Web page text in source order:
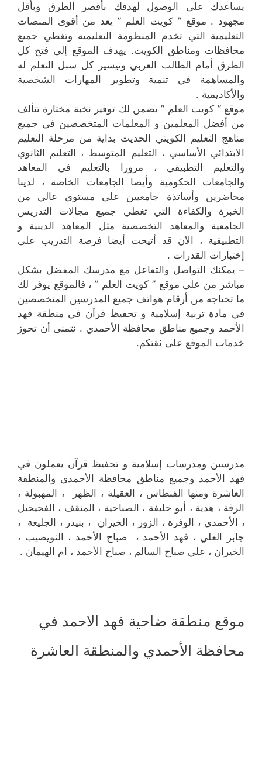
يساعدك على الوصول لهدفك بأقصر الطرق وبأقل
مجهود . موقع ” كويت العلم ” يعد من أقوى المنصات
التعليمية التي تخدم المنظومة التعليمية وتغطي جميع
محافظات ومناطق الكويت. يهدف الموقع إلى فتح كل
الطرق أمام الطالب العربي وتيسير كل سبل التعلم له
والمساهمة في تنمية وتطوير المهارات الشخصية
والأكاديمية .
موقع ” كويت العلم ” يضمن لك توفير نخبة مختارة تتألف
من أفضل المعلمين و المعلمات المتخصصين في جميع
مناهج التعليم الكويتي الحديث بداية من مرحلة التعليم
الابتدائي الأساسي ، التعليم المتوسط ، التعليم الثانوي
والتعليم التطبيقي ، مرورا بالتعليم في المعاهد
والجامعات الحكومية وأيضا الجامعات الخاصة ، لدينا
محاضرين وأساتذة جامعيين على مستوى عالي من
الخبرة والكفاءة التي تغطي جميع مجالات التدريس
الجامعية والمعاهد التخصصية مثل المعاهد الدينية و
التطبيقية ، الآن قد أتيحت أيضا فرصة التدريب على
إختبارات القدرات .
– يمكنك التواصل والتفاعل مع مدرسك المفضل بشكل
مباشر من على موقع ” كويت العلم ” ، فالموقع يوفر لك
ما تحتاجه من أرقام هواتف جميع المدرسين المتخصصين
في مادة تربية إسلامية و تحفيظ قرآن في منطقة فهد
الأحمد وجميع مناطق محافظة الأحمدي . نتمنى أن تحوز
خدمات الموقع على ثقتكم.
مدرسين ومدرسات إسلامية و تحفيظ قرآن يعملون في
فهد الأحمد وجميع مناطق محافظة الأحمدي والمنطقة
العاشرة ومنها الفنطاس ، العقيلة ، الظهر ، المهبولة ،
الرقة ، هدية ، أبو حليفة ، الصباحية ، المنقف ، الفحيحيل
، الأحمدي ، الوفرة ، الزور ، الخيران ، بنيدر ، الجليعة ،
جابر العلي ، فهد الأحمد ، صباح الأحمد ، النويصيب ،
الخيران ، علي صباح السالم ، صباح الأحمد ، ام الهيمان .
موقع منطقة ضاحية فهد الاحمد في
محافظة الأحمدي والمنطقة العاشرة